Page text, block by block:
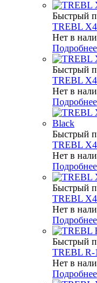
Быстрый
TREBL
Нет в
Подробнее
Быстрый
TREBL
Нет в
Подробнее
Быстрый
TREBL
Нет в
Подробнее
Быстрый
TREBL
Нет в
Подробнее
Быстрый
TREBL R-
Нет в
Подробнее